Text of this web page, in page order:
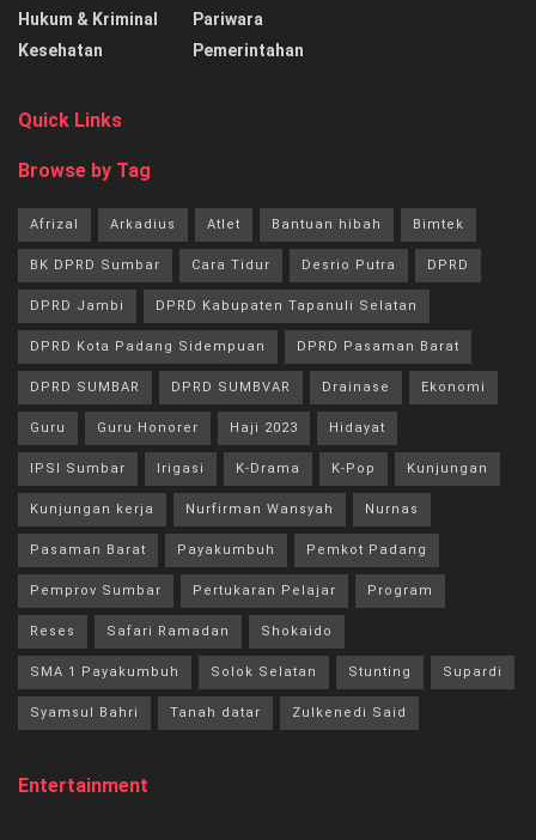
Hukum & Kriminal
Kesehatan
Pariwara
Pemerintahan
Quick Links
Browse by Tag
Afrizal Arkadius Atlet Bantuan hibah Bimtek
BK DPRD Sumbar Cara Tidur Desrio Putra DPRD
DPRD Jambi DPRD Kabupaten Tapanuli Selatan
DPRD Kota Padang Sidempuan DPRD Pasaman Barat
DPRD SUMBAR DPRD SUMBVAR Drainase Ekonomi
Guru Guru Honorer Haji 2023 Hidayat
IPSI Sumbar Irigasi K-Drama K-Pop Kunjungan
Kunjungan kerja Nurfirman Wansyah Nurnas
Pasaman Barat Payakumbuh Pemkot Padang
Pemprov Sumbar Pertukaran Pelajar Program
Reses Safari Ramadan Shokaido
SMA 1 Payakumbuh Solok Selatan Stunting Supardi
Syamsul Bahri Tanah datar Zulkenedi Said
Entertainment